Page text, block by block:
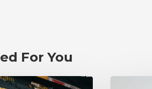
For You